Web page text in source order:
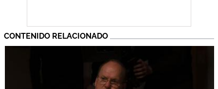
CONTENIDO RELACIONADO